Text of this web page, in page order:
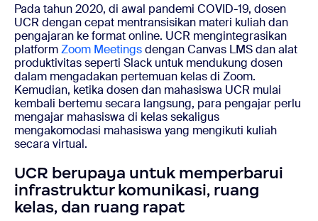
Pada tahun 2020, di awal pandemi COVID-19, dosen
UCR dengan cepat mentransisikan materi kuliah dan
pengajaran ke format online. UCR mengintegrasikan
platformZoom Meetingsdengan Canvas LMS dan alat
produktivitas seperti Slack untuk mendukung dosen
dalam mengadakan pertemuan kelas di Zoom.
Kemudian, ketika dosen dan mahasiswa UCR mulai
kembali bertemu secara langsung, para pengajar perlu
mengajar mahasiswa di kelas sekaligus
mengakomodasi mahasiswa yang mengikuti kuliah
secara virtual.
UCR berupaya untuk memperbarui
infrastruktur komunikasi, ruang
kelas, dan ruang rapat